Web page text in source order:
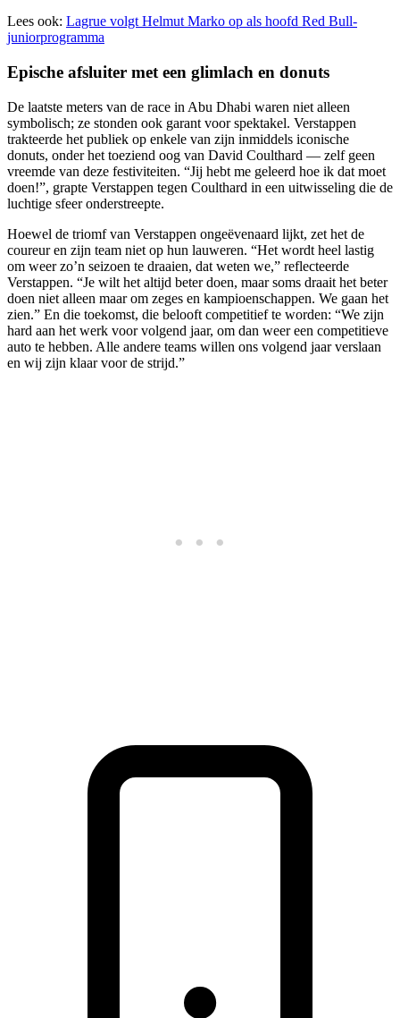
Lees ook: Lagrue volgt Helmut Marko op als hoofd Red Bull-
juniorprogramma
Epische afsluiter met een glimlach en donuts
De laatste meters van de race in Abu Dhabi waren niet alleen
symbolisch; ze stonden ook garant voor spektakel. Verstappen
trakteerde het publiek op enkele van zijn inmiddels iconische
donuts, onder het toeziend oog van David Coulthard — zelf geen
vreemde van deze festiviteiten. “Jij hebt me geleerd hoe ik dat moet
doen!”, grapte Verstappen tegen Coulthard in een uitwisseling die de
luchtige sfeer onderstreepte.
Hoewel de triomf van Verstappen ongeëvenaard lijkt, zet het de
coureur en zijn team niet op hun lauweren. “Het wordt heel lastig
om weer zo’n seizoen te draaien, dat weten we,” reflecteerde
Verstappen. “Je wilt het altijd beter doen, maar soms draait het beter
doen niet alleen maar om zeges en kampioenschappen. We gaan het
zien.” En die toekomst, die belooft competitief te worden: “We zijn
hard aan het werk voor volgend jaar, om dan weer een competitieve
auto te hebben. Alle andere teams willen ons volgend jaar verslaan
en wij zijn klaar voor de strijd.”